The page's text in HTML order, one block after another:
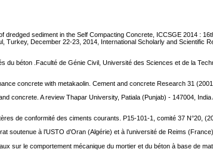
sediment in the Self Compacting Concrete, ICCSGE 2014 :
Turkey, December 22-23, 2014, International Scholarly and Scientific
du béton .Faculté de Génie Civil, Université des Sciences et de la
concrete with metakaolin. Cement and concrete Research 31
concrete. A review Thapar University, Patiala (Punjab) - 147004,
de conformité des ciments courants. P15-101-1, comité 37 N°20,
à l’USTO d’Oran (Algérie) et à l’université de Reims
sur le comportement mécanique du mortier et du béton à base de